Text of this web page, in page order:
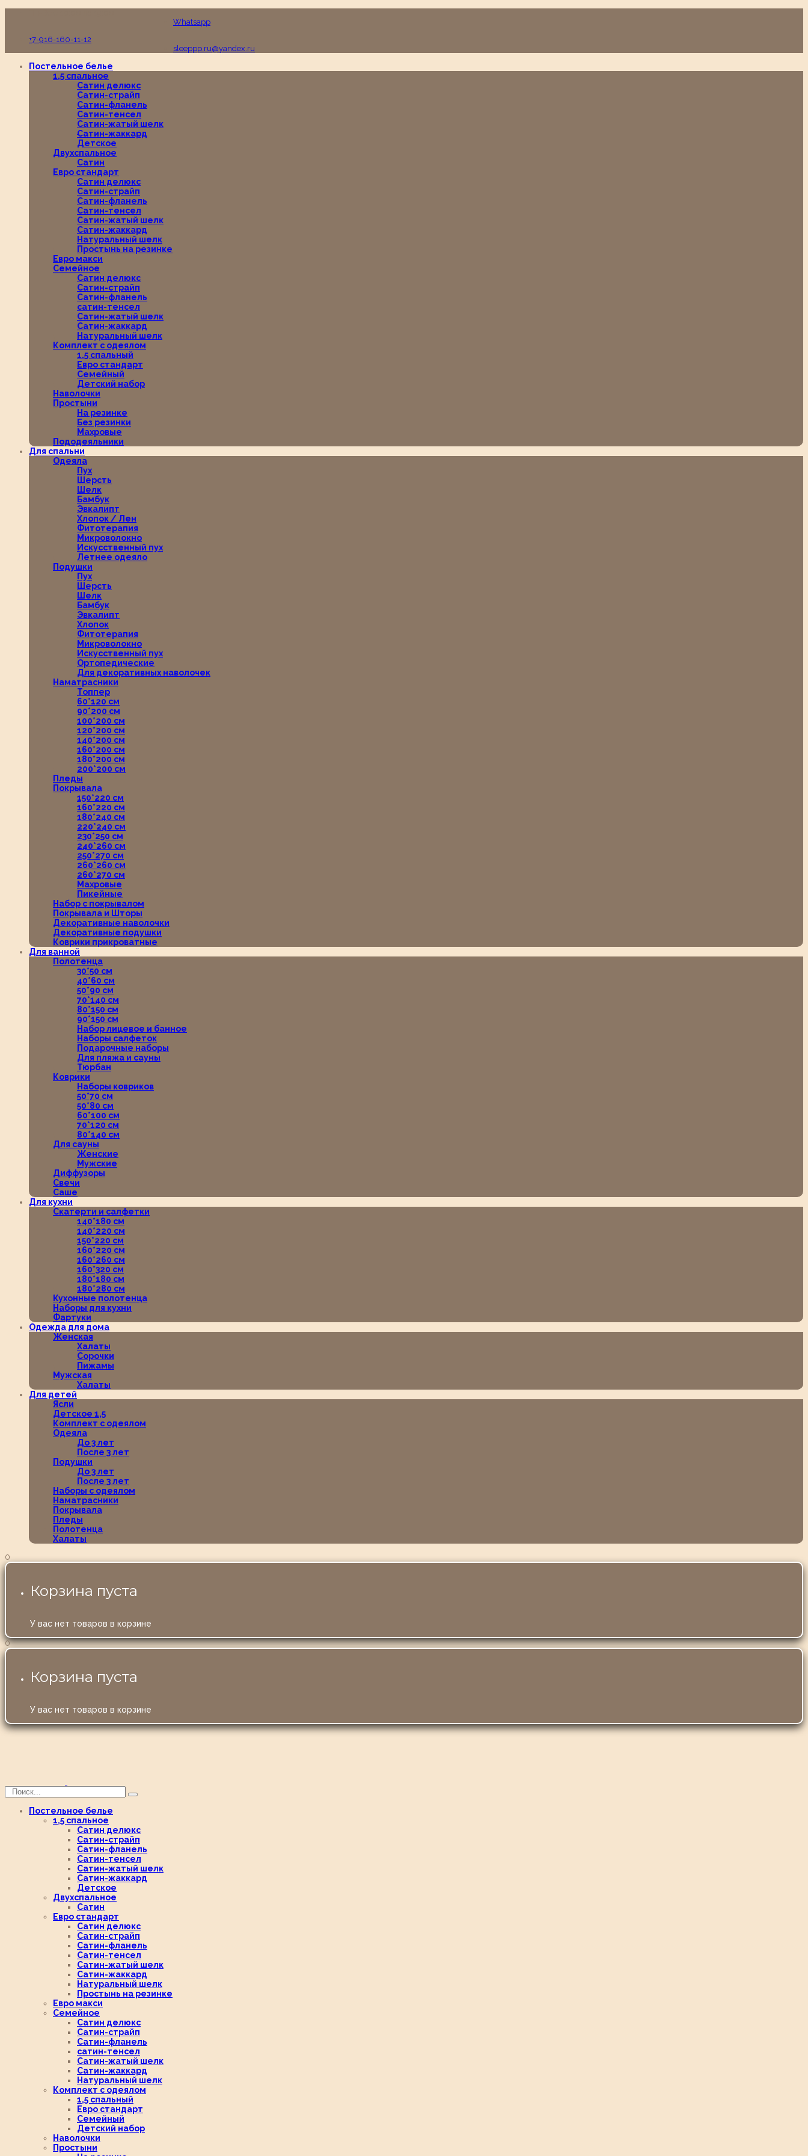
Whatsapp
+7-916-160-11-12
sleeppp.ru@yandex.ru
Постельное белье
1,5 спальное
Сатин делюкс
Сатин-страйп
Сатин-фланель
Сатин-тенсел
Сатин-жатый шелк
Сатин-жаккард
Детское
Двухспальное
Сатин
Евро стандарт
Сатин делюкс
Сатин-страйп
Сатин-фланель
Сатин-тенсел
Сатин-жатый шелк
Сатин-жаккард
Натуральный шелк
Простынь на резинке
Евро макси
Семейное
Сатин делюкс
Сатин-страйп
Сатин-фланель
сатин-тенсел
Сатин-жатый шелк
Сатин-жаккард
Натуральный шелк
Комплект с одеялом
1,5 спальный
Евро стандарт
Семейный
Детский набор
Наволочки
Простыни
На резинке
Без резинки
Махровые
Пододеяльники
Для спальни
Одеяла
Пух
Шерсть
Шелк
Бамбук
Эвкалипт
Хлопок / Лен
Фитотерапия
Микроволокно
Искусственный пух
Летнее одеяло
Подушки
Пух
Шерсть
Шелк
Бамбук
Эвкалипт
Хлопок
Фитотерапия
Микроволокно
Искусственный пух
Ортопедические
Для декоративных наволочек
Наматрасники
Топпер
60*120 см
90*200 см
100*200 см
120*200 см
140*200 см
160*200 см
180*200 см
200*200 см
Пледы
Покрывала
150*220 см
160*220 см
180*240 см
220*240 см
230*250 см
240*260 см
250*270 см
260*260 см
260*270 см
Махровые
Пикейные
Набор с покрывалом
Покрывала и Шторы
Декоративные наволочки
Декоративные подушки
Коврики прикроватные
Для ванной
Полотенца
30*50 см
40*60 см
50*90 см
70*140 см
80*150 см
90*150 см
Набор лицевое и банное
Наборы салфеток
Подарочные наборы
Для пляжа и сауны
Тюрбан
Коврики
Наборы ковриков
50*70 см
50*80 см
60*100 см
70*120 см
80*140 см
Для сауны
Женские
Мужские
Диффузоры
Свечи
Саше
Для кухни
Скатерти и салфетки
140*180 см
140*220 см
150*220 см
160*220 см
160*260 см
160*320 см
180*180 см
180*280 см
Кухонные полотенца
Наборы для кухни
Фартуки
Одежда для дома
Женская
Халаты
Сорочки
Пижамы
Мужская
Халаты
Для детей
Ясли
Детское 1,5
Комплект с одеялом
Одеяла
До 3 лет
После 3 лет
Подушки
До 3 лет
После 3 лет
Наборы с одеялом
Наматрасники
Покрывала
Пледы
Полотенца
Халаты
0
Корзина пуста
У вас нет товаров в корзине
0
Корзина пуста
У вас нет товаров в корзине
Постельное белье
1,5 спальное
Сатин делюкс
Сатин-страйп
Сатин-фланель
Сатин-тенсел
Сатин-жатый шелк
Сатин-жаккард
Детское
Двухспальное
Сатин
Евро стандарт
Сатин делюкс
Сатин-страйп
Сатин-фланель
Сатин-тенсел
Сатин-жатый шелк
Сатин-жаккард
Натуральный шелк
Простынь на резинке
Евро макси
Семейное
Сатин делюкс
Сатин-страйп
Сатин-фланель
сатин-тенсел
Сатин-жатый шелк
Сатин-жаккард
Натуральный шелк
Комплект с одеялом
1,5 спальный
Евро стандарт
Семейный
Детский набор
Наволочки
Простыни